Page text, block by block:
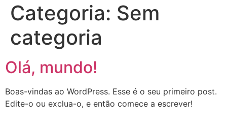
Categoria: Sem
categoria
Olá, mundo!
Boas-vindas ao WordPress. Esse é o seu primeiro post.
Edite-o ou exclua-o, e então comece a escrever!